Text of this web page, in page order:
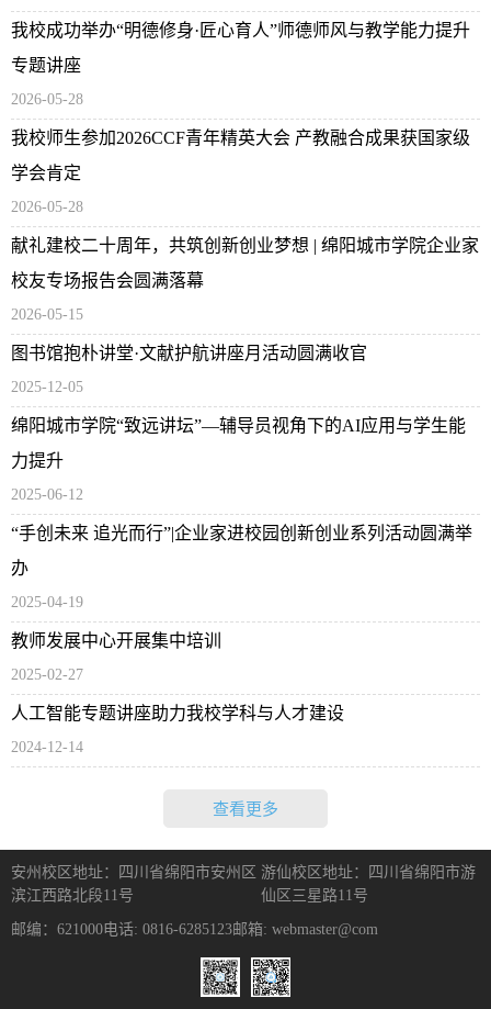
我校成功举办“明德修身·匠心育人”师德师风与教学能力提升
专题讲座
2026-05-28
我校师生参加2026CCF青年精英大会 产教融合成果获国家级
学会肯定
2026-05-28
献礼建校二十周年，共筑创新创业梦想 | 绵阳城市学院企业家
校友专场报告会圆满落幕
2026-05-15
图书馆抱朴讲堂·文献护航讲座月活动圆满收官
2025-12-05
绵阳城市学院“致远讲坛”—辅导员视角下的AI应用与学生能
力提升
2025-06-12
“手创未来 追光而行”|企业家进校园创新创业系列活动圆满举
办
2025-04-19
教师发展中心开展集中培训
2025-02-27
人工智能专题讲座助力我校学科与人才建设
2024-12-14
查看更多
安州校区地址：四川省绵阳市安州区
滨江西路北段11号
游仙校区地址：四川省绵阳市游
仙区三星路11号
邮编：621000 电话: 0816-6285123邮箱: webmaster@com